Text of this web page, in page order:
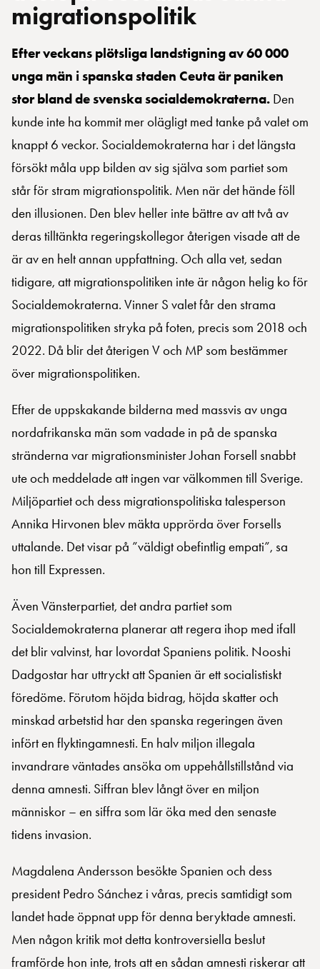
migrationspolitik
Efter veckans plötsliga landstigning av 60 000
unga män i spanska staden Ceuta är paniken
stor bland de svenska socialdemokraterna. Den
kunde inte ha kommit mer olägligt med tanke på valet om
knappt 6 veckor. Socialdemokraterna har i det längsta
försökt måla upp bilden av sig själva som partiet som
står för stram migrationspolitik. Men när det hände föll
den illusionen. Den blev heller inte bättre av att två av
deras tilltänkta regeringskollegor återigen visade att de
är av en helt annan uppfattning. Och alla vet, sedan
tidigare, att migrationspolitiken inte är någon helig ko för
Socialdemokraterna. Vinner S valet får den strama
migrationspolitiken stryka på foten, precis som 2018 och
2022. Då blir det återigen V och MP som bestämmer
över migrationspolitiken.
Efter de uppskakande bilderna med massvis av unga
nordafrikanska män som vadade in på de spanska
stränderna var migrationsminister Johan Forsell snabbt
ute och meddelade att ingen var välkommen till Sverige.
Miljöpartiet och dess migrationspolitiska talesperson
Annika Hirvonen blev mäkta upprörda över Forsells
uttalande. Det visar på ”väldigt obefintlig empati”, sa
hon till Expressen.
Även Vänsterpartiet, det andra partiet som
Socialdemokraterna planerar att regera ihop med ifall
det blir valvinst, har lovordat Spaniens politik. Nooshi
Dadgostar har uttryckt att Spanien är ett socialistiskt
föredöme. Förutom höjda bidrag, höjda skatter och
minskad arbetstid har den spanska regeringen även
infört en flyktingamnesti. En halv miljon illegala
invandrare väntades ansöka om uppehållstillstånd via
denna amnesti. Siffran blev långt över en miljon
människor – en siffra som lär öka med den senaste
tidens invasion.
Magdalena Andersson besökte Spanien och dess
president Pedro Sánchez i våras, precis samtidigt som
landet hade öppnat upp för denna beryktade amnesti.
Men någon kritik mot detta kontroversiella beslut
framförde hon inte, trots att en sådan amnesti riskerar att